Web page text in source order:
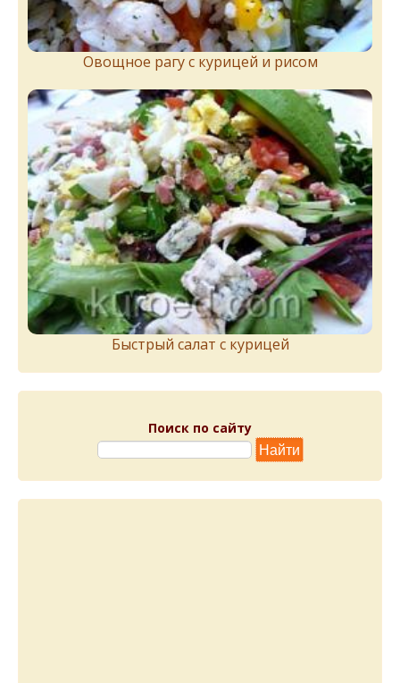
Овощное рагу с курицей и рисом
Быстрый салат с курицей
Поиск по сайту